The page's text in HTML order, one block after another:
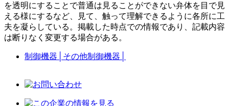
を透明にすることで普通は見ることができない弁体を目で見
える様にするなど、見て、触って理解できるように各所に工
夫を凝らしている。掲載した時点での情報であり、記載内容
は断りなく変更する場合がある。
制御機器 その他制御機器